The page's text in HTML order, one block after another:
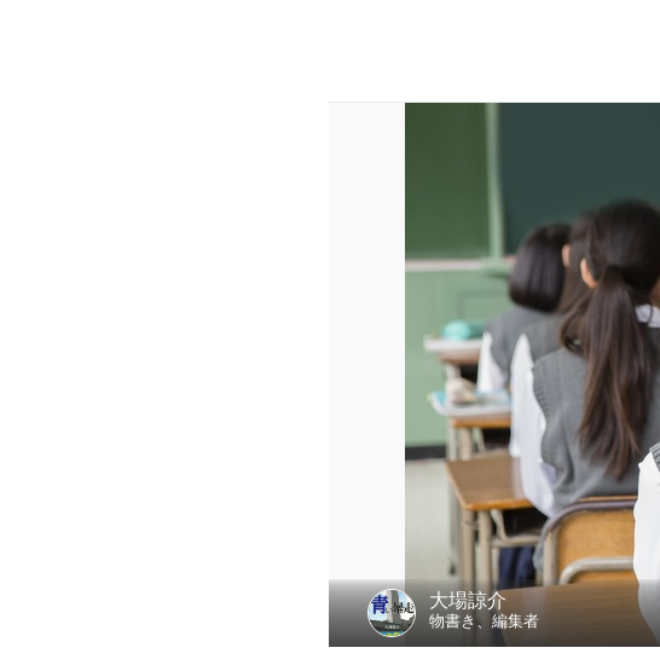
大場諒介
物書き、編集者